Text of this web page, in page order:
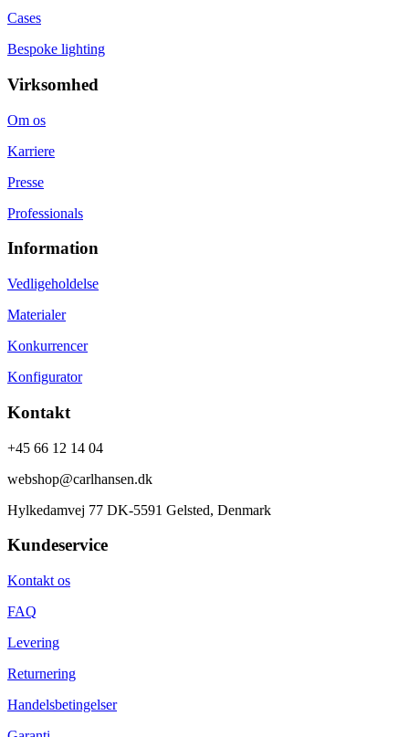
Cases
Bespoke lighting
Virksomhed
Om os
Karriere
Presse
Professionals
Information
Vedligeholdelse
Materialer
Konkurrencer
Konfigurator
Kontakt
+45 66 12 14 04
webshop@carlhansen.dk
Hylkedamvej 77 DK-5591 Gelsted, Denmark
Kundeservice
Kontakt os
FAQ
Levering
Returnering
Handelsbetingelser